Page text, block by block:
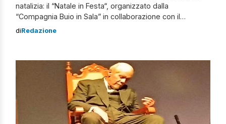
natalizia: il “Natale in Festa“, organizzato dalla
“Compagnia Buio in Sala” in collaborazione con il
Comune di Catania, animerà lunedì 30 dicembre alle ore
rassegna “Natale a Catania”. L’evento “Natale in festa”
“Un evento imperdibile che riunirà […]
diRedazione